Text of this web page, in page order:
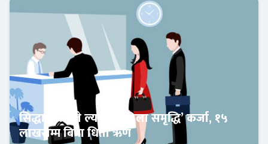
सिद्धार्थ बैंकले ल्यायो ‘महिला समृद्धि’ कर्जा, १५
लाखसम्म बिना धितो ऋण